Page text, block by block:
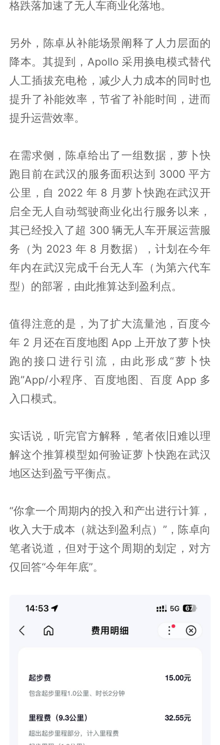
格跌落加速了无人车商业化落地。
另外，陈卓从补能场景阐释了人力层面的
降本。其提到，Apollo 采用换电模式替代
人工插拔充电枪，减少人力成本的同时也
提升了补能效率，节省了补能时间，进而
提升运营效率。
在需求侧，陈卓给出了一组数据，萝卜快
跑目前在武汉的服务面积达到 3000 平方
公里，自 2022 年 8 月萝卜快跑在武汉开
启全无人自动驾驶商业化出行服务以来，
其已经投入了超 300 辆无人车开展运营服
务（为 2023 年 8 月数据），计划在今年
年内在武汉完成千台无人车（为第六代车
型）的部署，由此推算达到盈利点。
值得注意的是，为了扩大流量池，百度今
年 2 月还在百度地图 App 上开放了萝卜快
跑的接口进行引流，由此形成“萝卜快
跑”App/小程序、百度地图、百度 App 多
入口模式。
实话说，听完官方解释，笔者依旧难以理
解这个推算模型如何验证萝卜快跑在武汉
地区达到盈亏平衡点。
“你拿一个周期内的投入和产出进行计算，
收入大于成本（就达到盈利点）”，陈卓向
笔者说道，但对于这个周期的划定，对方
仅回答“今年年底”。